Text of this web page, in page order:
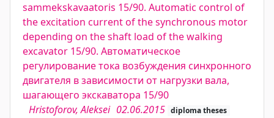
sammekskavaatoris 15/90. Automatic control of
the excitation current of the synchronous motor
depending on the shaft load of the walking
excavator 15/90. Автоматическое
регулирование тока возбуждения синхронного
двигателя в зависимости от нагрузки вала,
шагающего экскаватора 15/90
Hristoforov, Aleksei 02.06.2015 diploma theses